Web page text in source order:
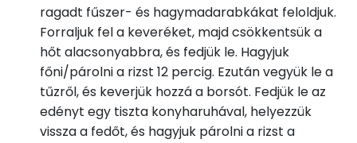
Többszörösen telítetlen zsírsav
4 g
Koleszterin
0 mg
Ásványi anyagok
ragadt fűszer- és hagymadarabkákat feloldjuk.
Forraljuk fel a keveréket, majd csökkentsük a
hőt alacsonyabbra, és fedjük le. Hagyjuk
főni/párolni a rizst 12 percig. Ezután vegyük le a
tűzről, és keverjük hozzá a borsót. Fedjük le az
edényt egy tiszta konyharuhával, helyezzük
vissza a fedőt, és hagyjuk párolni a rizst a